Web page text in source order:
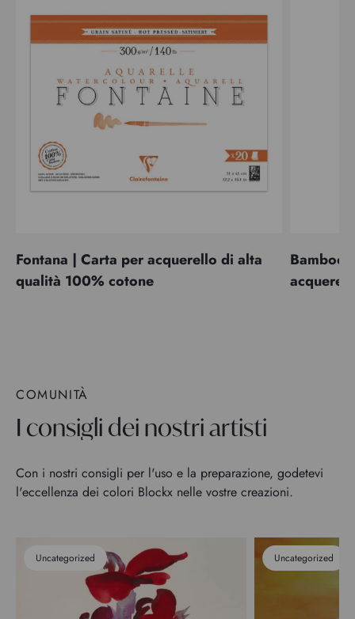
Fontana | Carta per acquerello di alta
qualità 100% cotone
Bamboo
COMUNITÀ
I consigli dei nostri artisti
Con i nostri consigli per l'uso e la preparazione, godetevi
l'eccellenza dei colori Blockx nelle vostre creazioni.
Uncategorized Uncategorized